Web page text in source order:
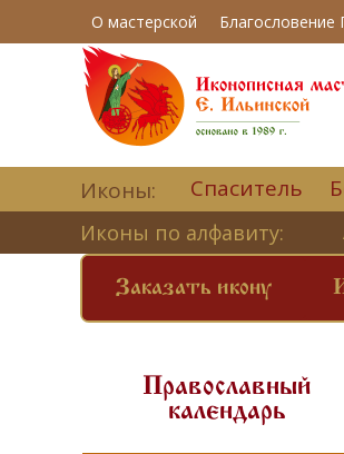
О мастерской Благословение
Иконы: Спаситель
Иконы по алфавиту:
Заказать икону
Православный
календарь